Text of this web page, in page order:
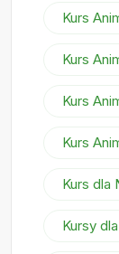
Kurs
Kurs
Kurs
Kurs
Kurs dla
Kursy